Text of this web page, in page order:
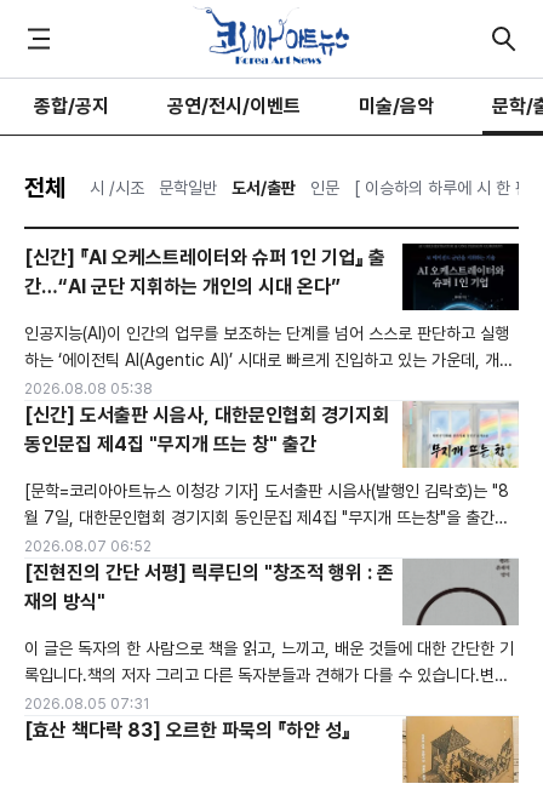
종합/공지 공연/전시/이벤트 미술/음악 문학/
전체 시 /시조 문학일반 도서/출판 인문 [ 이승하의 하루에 시 한 편
[신간] 『AI 오케스트레이터와 슈퍼 1인 기업』 출
간…“AI 군단 지휘하는 개인의 시대 온다”
인공지능(AI)이 인간의 업무를 보조하는 단계를 넘어 스스로 판단하고 실행
하는 ‘에이전틱 AI(Agentic AI)’ 시대로 빠르게 진입하고 있는 가운데, 개인
이 수많은 AI 에이전트를 지휘해 거대 조직에 버금가는 생산성을 만들어내는
미래를 전망한 신간이 출간됐다.윤석빈 트러스트 커넥터 대표이자 서강대학
교 AI·SW대학원 특임교수의 신간 『AI 오케스트레이터와 슈퍼 1인 기업』은
AI 기술 변화가 개인과 기업, 교육과 노동시장, 나아가 경제 시스템 전반
2026.08.08 05:38
[신간] 도서출판 시음사, 대한문인협회 경기지회
동인문집 제4집 "무지개 뜨는 창" 출간
[문학=코리아아트뉴스 이청강 기자] 도서출판 시음사(발행인 김락호)는 "8
월 7일, 대한문인협회 경기지회 동인문집 제4집 "무지개 뜨는창"을 출간했
다."고 밝혔다. 이번 경기지회 동인문집는 대한문인협회 경기지회 소속 문인
27명이 참여했으며, 173페이지 속에 시인들의 삶을 바라보는 따뜻한 시선
과 깊은 사유 그리고 문학을 향한 순수한 열정이 고스란히 담겨 있다. (사)창
작문학예술인협의회 주응규 이사장은 추천사를 통해 "대한문인협회 경기지
회 소속 시인들의
2026.08.07 06:52
[진현진의 간단 서평] 릭루딘의 "창조적 행위 : 존
재의 방식"
이 글은 독자의 한 사람으로 책을 읽고, 느끼고, 배운 것들에 대한 간단한 기
록입니다.책의 저자 그리고 다른 독자분들과 견해가 다를 수 있습니다.변화
와 성장의 삶을 추구하는 에드워드 진(Edward.Jin)▶ 세상을 수용하는 '청
진기 같은 감각' 저자는 창작이 무에서 유를 만들어내는 작업이 아니라, 이미
세상에 존재하는 신호들을 예민하게 포착하는 과정이라고 역설합니다. 마음
의 소음을 끄고 주변의 사소한 변화와 직관에 귀를 기울일 때 아이디어는 자
2026.08.05 07:31
[효산 책다락 83] 오르한 파묵의 『하얀 성』